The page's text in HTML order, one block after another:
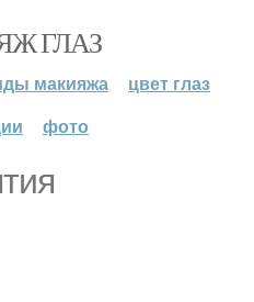
ГЛАЗ
макияжа
цвет глаз
фото